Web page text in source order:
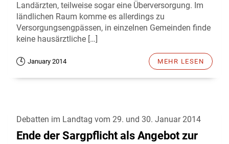
Landärzten, teilweise sogar eine Überversorgung. Im
ländlichen Raum komme es allerdings zu
Versorgungsengpässen, in einzelnen Gemeinden finde
keine hausärztliche […]
January 2014 MEHR LESEN
Debatten im Landtag vom 29. und 30. Januar 2014
Ende der Sargpflicht als Angebot zur